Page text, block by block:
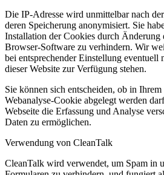
Die IP-Adresse wird unmittelbar nach
deren Speicherung anonymisiert. Sie
Installation der Cookies durch Änderung
Browser-Software zu verhindern. Wir
bei entsprechender Einstellung eventuell
dieser Website zur Verfügung stehen.
Sie können sich entscheiden, ob in
Webanalyse-Cookie abgelegt werden
Webseite die Erfassung und Analyse
Daten zu ermöglichen.
Verwendung von CleanTalk
CleanTalk wird verwendet, um Spam in